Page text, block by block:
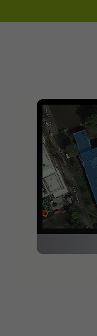
Zweck